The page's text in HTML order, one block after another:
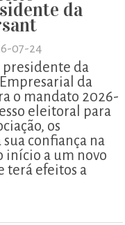
da
07-24
presidente da
Empresarial da
o mandato 2026-
eleitoral para
os
sua confiança na
início a um novo
terá efeitos a